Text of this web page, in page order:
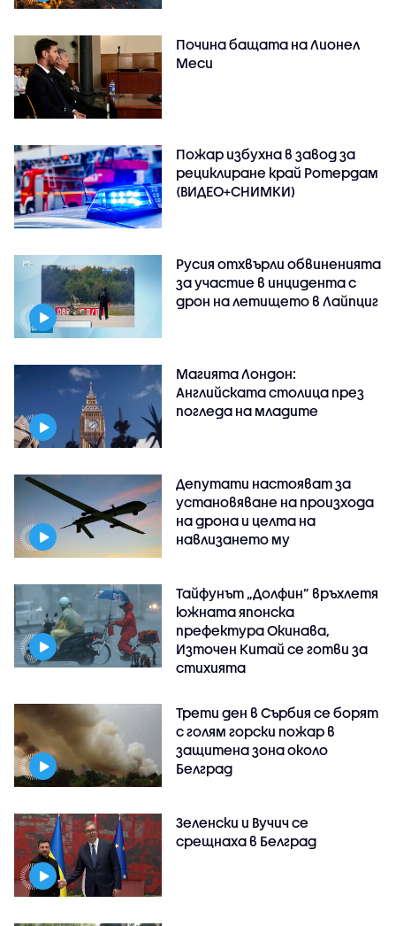
Почина бащата на Лионел
Меси
Пожар избухна в завод за
рециклиране край Ротердам
(ВИДЕО+СНИМКИ)
Русия отхвърли обвиненията
за участие в инцидента с
дрон на летището в Лайпциг
Магията Лондон:
Английската столица през
погледа на младите
Депутати настояват за
установяване на произхода
на дрона и целта на
навлизането му
Тайфунът „Долфин” връхлетя
южната японска
префектура Окинава,
Източен Китай се готви за
стихията
Трети ден в Сърбия се борят
с голям горски пожар в
защитена зона около
Белград
Зеленски и Вучич се
срещнаха в Белград